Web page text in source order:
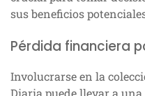
sus beneficios
Pérdida financiera
Involucrarse en la
Diaria puede llevar a